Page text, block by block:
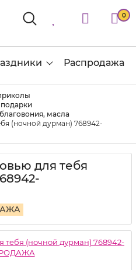
0
Распродажа
масла
(ночной дурман) 768942-
для тебя